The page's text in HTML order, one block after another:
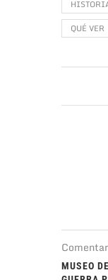
QUÉ VER
MUSEO